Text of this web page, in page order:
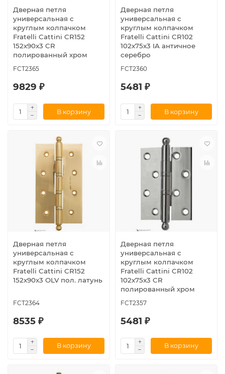
Дверная петля
универсальная с
круглым колпачком
Fratelli Cattini CR152
152x90x3 CR
полированный хром
FCT2365
9829 ₽
В корзину
Дверная петля
универсальная с
круглым колпачком
Fratelli Cattini CR102
102x75x3 IA античное
серебро
FCT2360
5481 ₽
В корзину
Дверная петля
универсальная с
круглым колпачком
Fratelli Cattini CR152
152x90x3 OLV пол. латунь
FCT2364
8535 ₽
В корзину
Дверная петля
универсальная с
круглым колпачком
Fratelli Cattini CR102
102x75x3 CR
полированный хром
FCT2357
5481 ₽
В корзину